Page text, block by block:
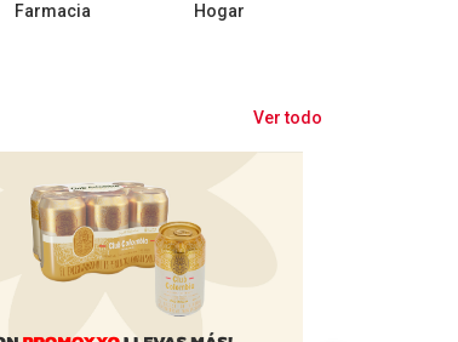
Farmacia Hogar
Ver todo